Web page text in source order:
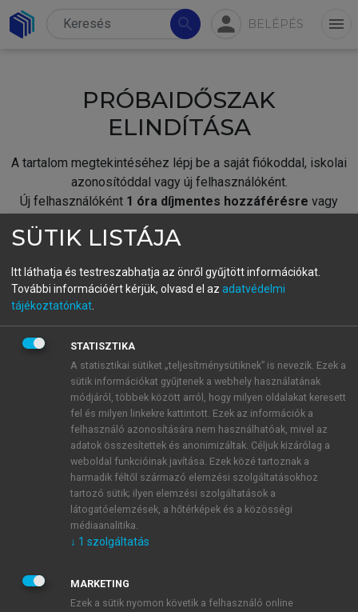
search person BELÉPÉS menu
PRÓBAIDŐSZAK
ELINDÍTÁSA
A tartalom megtekintéséhez lépj be a saját fiókoddal, iskolai
azonosítóddal vagy új felhasználóként.
Új felhasználóként 1 óra díjmentes hozzáférésre vagy
fiókoddal,vagy hozz létre új fiókot.
A regisztráció után apróbaidőszakautomatikusan
BELÉPÉS SAJÁT FIÓKKAL
ÚJ FIÓK LÉTREHOZÁSA
1 óra díjmentes hozzáférés
E-MAIL-CÍM
JELSZÓ
SÜTIK LISTÁJA
Itt láthatja és testreszabhatja az önről gyűjtött információkat.
További információért kérjük, olvasd el az adatvédelmi
tájékoztatónkat
STATISZTIKA
A statisztikai sütiket „teljesítménysütiknek” is nevezik. Ezek a
sütik információkat gyűjtenek a webhely használatának
módjáról, többek között arról, hogy milyen oldalakat keresett
fel és milyen linkekre kattintott. Ezek az információk a
felhasználó azonosítására nem használhatóak, mivel az
adatok összesítettek és anonimizáltak. Céljuk kizárólag a
weboldal funkcióinak javítása. Ezek közé tartoznak a
harmadik féltől származó elemzési szolgáltatásokhoz
tartozó sütik; ilyen elemzési szolgáltatások a
látogatóelemzések, a hőtérképek és a közösségi
médiaanalitika.
↓ 1 szolgáltatás
MARKETING
Ezek a sütik nyomon követik a felhasználó online